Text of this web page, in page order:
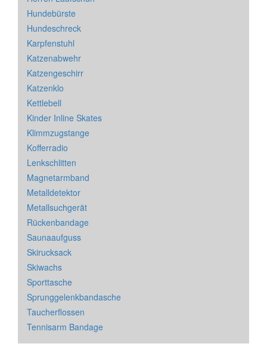
Hundebürste
Hundeschreck
Karpfenstuhl
Katzenabwehr
Katzengeschirr
Katzenklo
Kettlebell
Kinder Inline Skates
Klimmzugstange
Kofferradio
Lenkschlitten
Magnetarmband
Metalldetektor
Metallsuchgerät
Rückenbandage
Saunaaufguss
Skirucksack
Skiwachs
Sporttasche
Sprunggelenkbandasche
Taucherflossen
Tennisarm Bandage